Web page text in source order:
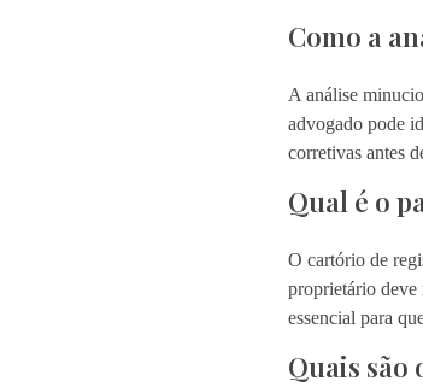
Como a
A análise
advogado pode
corretivas antes
Qual é o
O cartório de
proprietário deve
essencial para
Quais são